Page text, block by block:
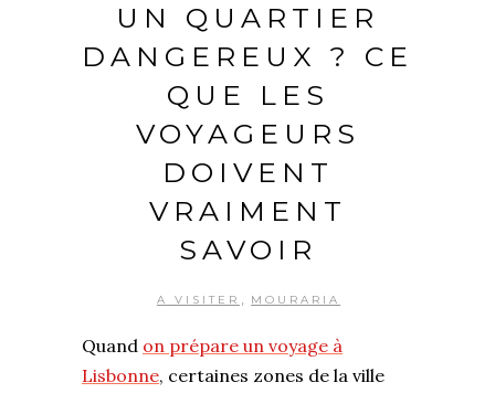
UN QUARTIER
DANGEREUX ? CE
QUE LES
VOYAGEURS
DOIVENT
VRAIMENT
SAVOIR
A VISITER MOURARIA
Quand on prépare un voyage à
Lisbonne, certaines zones de la ville